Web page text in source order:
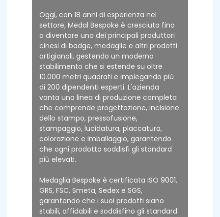
Oggi, con 18 anni di esperienza nel
settore, Medal Bespoke è cresciuta fino
a diventare uno dei principali produttori
cinesi di badge, medaglie e altri prodotti
artigianali, gestendo un moderno
stabilimento che si estende su oltre
10.000 metri quadrati e impiegando più
di 200 dipendenti esperti. L'azienda
vanta una linea di produzione completa
che comprende progettazione, incisione
dello stampo, pressofusione,
stampaggio, lucidatura, placcatura,
colorazione e imballaggio, garantendo
che ogni prodotto soddisfi gli standard
più elevati.
Medaglia Bespoke è certificata ISO 9001,
GRS, FSC, Smeta, Sedex e SGS,
garantendo che i suoi prodotti siano
stabili, affidabili e soddisfino gli standard